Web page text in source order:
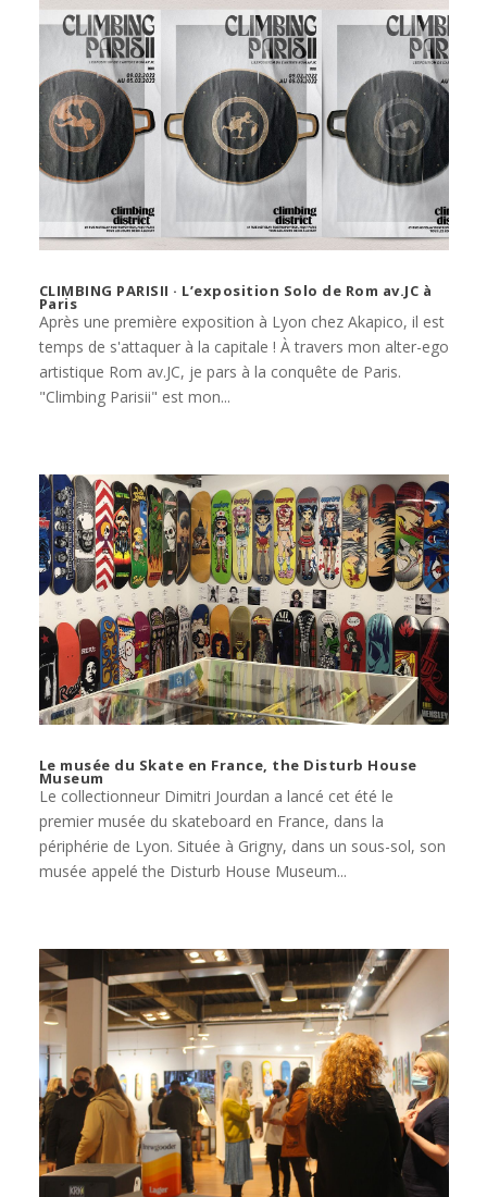
CLIMBING PARISII · L’exposition Solo de Rom av.JC à
Paris
Après une première exposition à Lyon chez Akapico, il est
temps de s'attaquer à la capitale ! À travers mon alter-ego
artistique Rom av.JC, je pars à la conquête de Paris.
"Climbing Parisii" est mon...
Le musée du Skate en France, the Disturb House
Museum
Le collectionneur Dimitri Jourdan a lancé cet été le
premier musée du skateboard en France, dans la
périphérie de Lyon. Située à Grigny, dans un sous-sol, son
musée appelé the Disturb House Museum...